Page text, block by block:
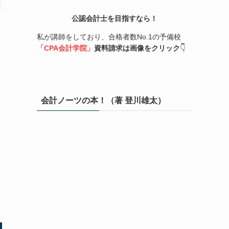
公認会計士を目指すなら！
私が講師をしており、合格者数No.1の予備校
「CPA会計学院」 資料請求は画像をクリック👇
会計ノーツの本！（著 登川雄太）